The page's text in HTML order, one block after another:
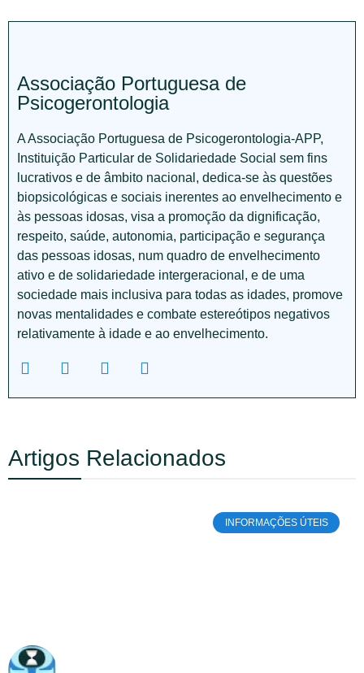
Associação Portuguesa de
Psicogerontologia
A Associação Portuguesa de Psicogerontologia-APP,
Instituição Particular de Solidariedade Social sem fins
lucrativos e de âmbito nacional, dedica-se às questões
biopsicológicas e sociais inerentes ao envelhecimento e
às pessoas idosas, visa a promoção da dignificação,
respeito, saúde, autonomia, participação e segurança
das pessoas idosas, num quadro de envelhecimento
ativo e de solidariedade intergeracional, e de uma
sociedade mais inclusiva para todas as idades, promove
novas mentalidades e combate estereótipos negativos
relativamente à idade e ao envelhecimento.
Artigos Relacionados
INFORMAÇÕES ÚTEIS